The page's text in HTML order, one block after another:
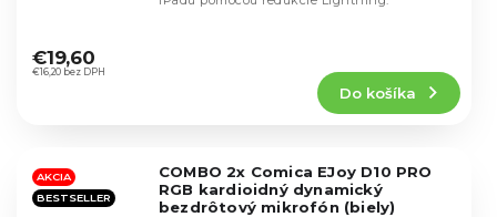
hodnotenie
produktu
hviezdičiek.
€16,20 bez DPH
€19,60
Do košíka
AKCIA
BESTSELLER
COMBO 2x Comica EJoy D10 PRO
RGB kardioidný dynamický
bezdrôtový mikrofón (biely)